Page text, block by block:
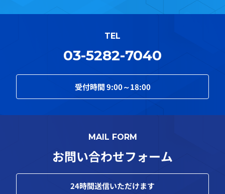
TEL
03-5282-7040
受付時間9:00～18:00
MAIL FORM
お問い合わせフォーム
24時間送信いただけます